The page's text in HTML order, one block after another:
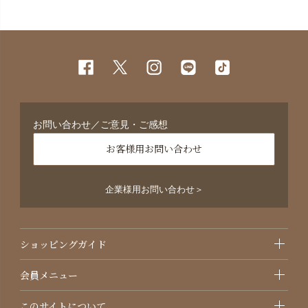
お問い合わせ／ご意見・ご感想
お客様用お問い合わせ
企業様用お問い合わせ＞
ショッピングガイド
会員メニュー